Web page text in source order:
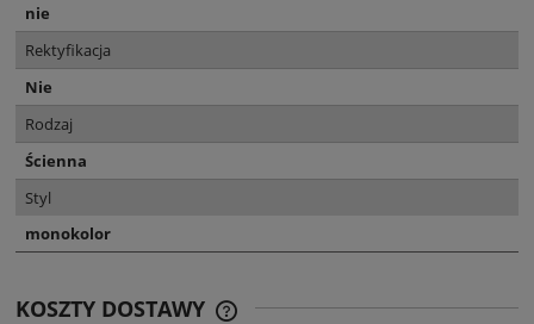
nie
Rektyfikacja
Nie
Rodzaj
Ścienna
Styl
monokolor
KOSZTY DOSTAWY